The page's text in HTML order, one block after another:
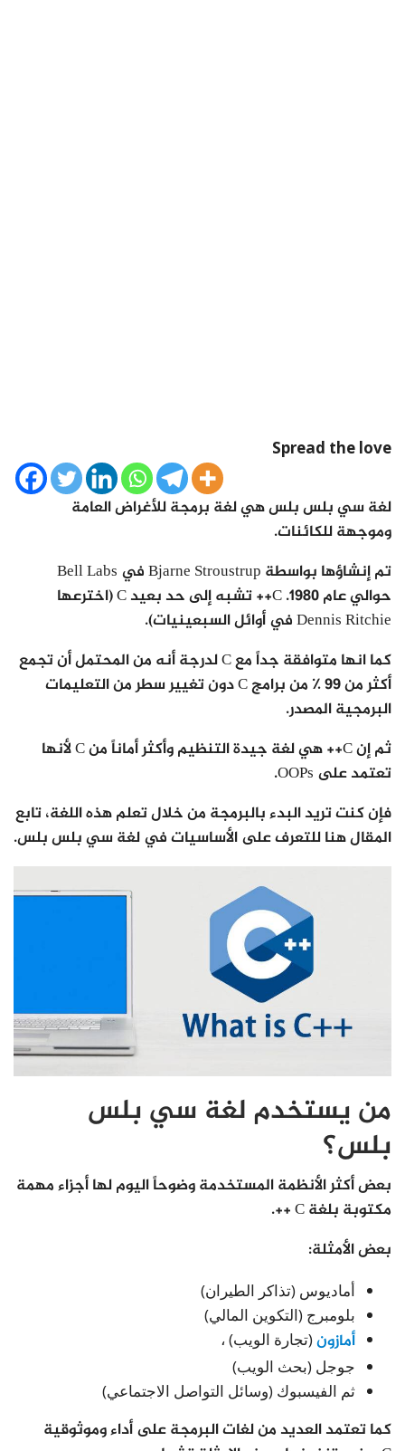
Spread the love
لغة سي بلس بلس هي لغة برمجة للأغراض العامة
وموجهة للكائنات.
تم إنشاؤها بواسطة Bjarne Stroustrup في Bell Labs
حوالي عام 1980. C++ تشبه إلى حد بعيد C (اخترعها
Dennis Ritchie في أوائل السبعينيات).
كما انها متوافقة جداً مع C لدرجة أنه من المحتمل أن تجمع
أكثر من 99 ٪ من برامج C دون تغيير سطر من التعليمات
البرمجية المصدر.
ثم إن C++ هي لغة جيدة التنظيم وأكثر أماناً من C لأنها
تعتمد على OOPs.
فإن كنت تريد البدء بالبرمجة من خلال تعلم هذه اللغة، تابع
المقال هنا للتعرف على الأساسيات في لغة سي بلس بلس.
من يستخدم لغة سي بلس
بلس؟
بعض أكثر الأنظمة المستخدمة وضوحاً اليوم لها أجزاء مهمة
مكتوبة بلغة C ++.
بعض الأمثلة:
أماديوس (تذاكر الطيران)
بلومبرج (التكوين المالي)
أمازون(تجارة الويب) ،
جوجل (بحث الويب)
ثم الفيسبوك (وسائل التواصل الاجتماعي)
كما تعتمد العديد من لغات البرمجة على أداء وموثوقية